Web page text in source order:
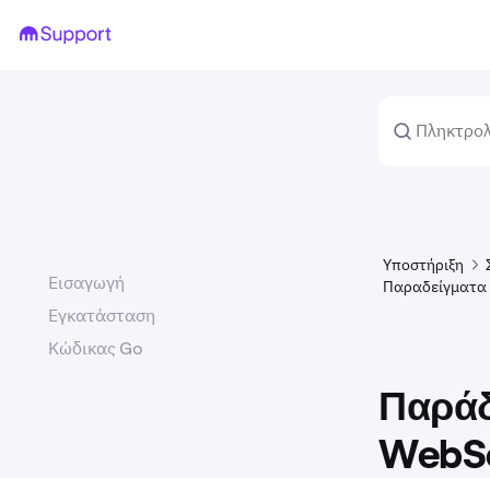
Υποστήριξη
Παραδείγματα
Εισαγωγή
Εγκατάσταση
Κώδικας Go